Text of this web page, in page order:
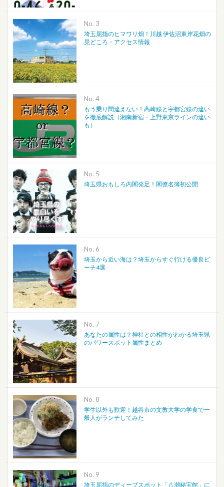
No.
埼玉屈指のヒマワリ畑！川越 伊佐沼東岸花畑の
見どころ・アクセス情報
No.
もう乗り間違えない！高崎線と宇都宮線の違い
を徹底解説（湘南新宿・上野東京ラインの違い
も）
No.
埼玉県おもしろ内閣発足！閣僚名簿初公開
No.
埼玉から近い海は？埼玉からすぐ行ける優良ビ
ーチ4選
No.
あなたの属性は？神社との相性がわかる埼玉県
のパワースポット属性まとめ
No.
学生以外も歓迎！越谷市の文教大学の学食で一
般人がランチしてみた
No.
埼玉屈指のディープスポット「八潮秘宝館」に